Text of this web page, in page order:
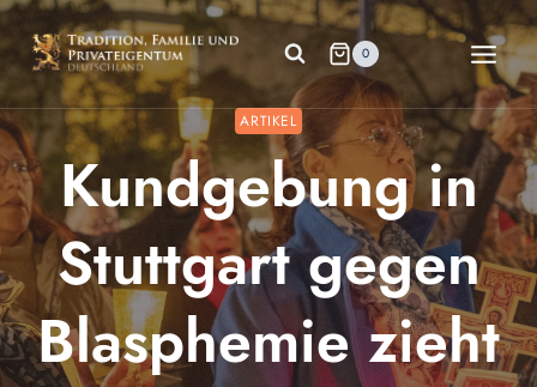
Zum
Inhalt
springen
0
ARTIKEL
Kundgebung in
Stuttgart gegen
Blasphemie zieht